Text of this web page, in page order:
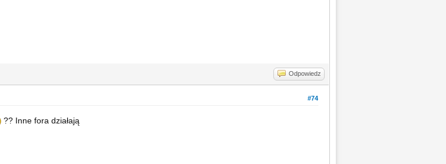
Odpowiedz
#74
?? Inne fora działają